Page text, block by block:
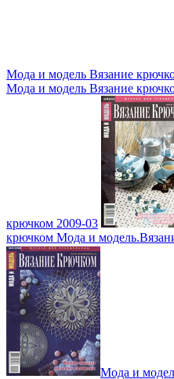
Мода и модель Вязание
Мода и модель Вязание
крючком 2009-03
крючком Мода и
Мода и